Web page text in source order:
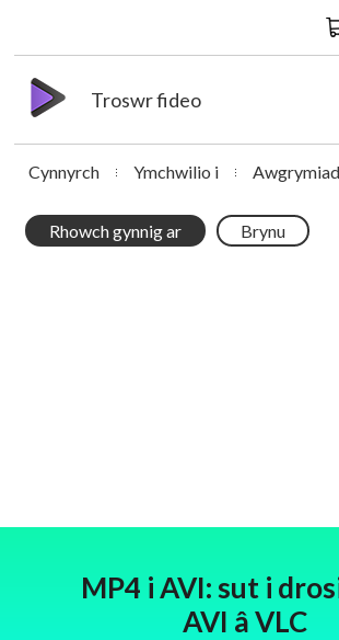
Troswr fideo
Cynnyrch Ymchwilio i
Rhowch gynnig ar Brynu
MP4 i AVI: sut i
AVI â VLC